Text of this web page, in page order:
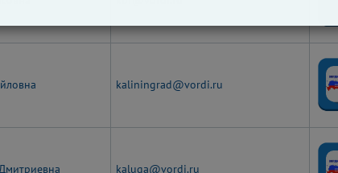
kaliningrad@vordi.ru
kaluga@vordi.ru